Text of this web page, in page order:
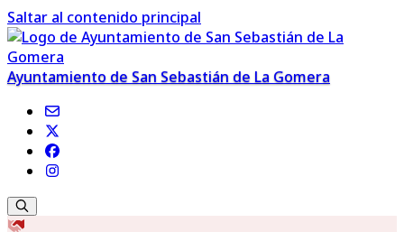
Saltar al contenido principal
Ayuntamiento de San Sebastián de La Gomera